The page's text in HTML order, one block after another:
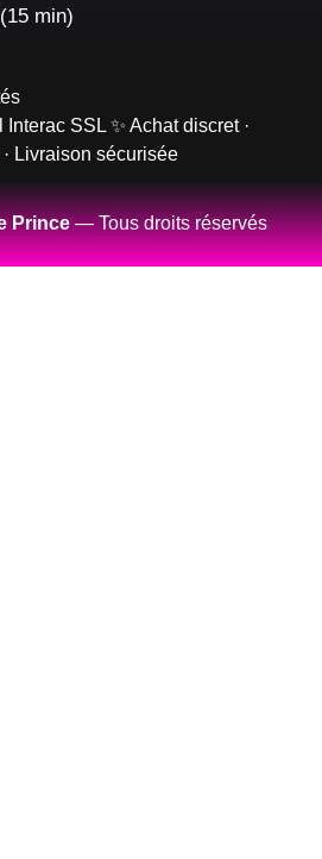
min)
Interac SSL ✨ Achat discret ·
Livraison sécurisée
Prince— Tous droits réservés